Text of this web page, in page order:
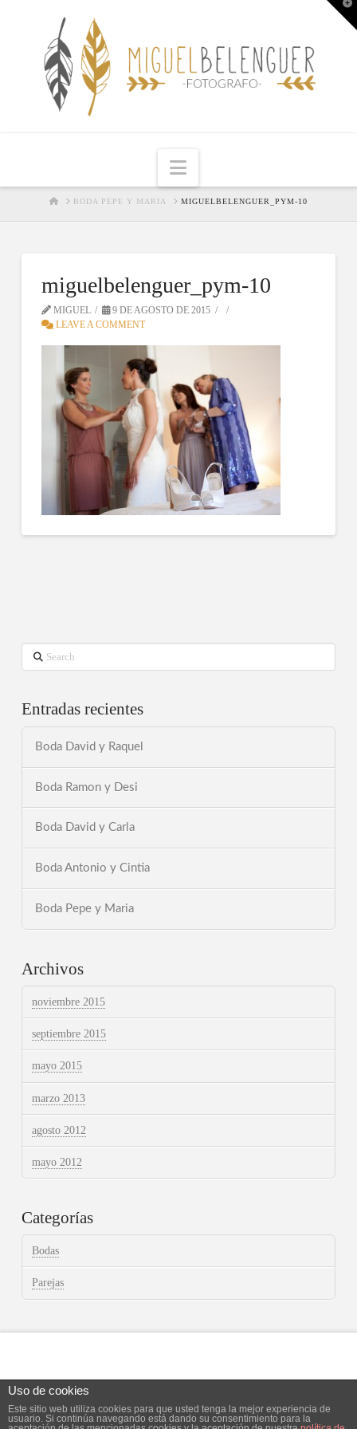
Navigation
HOMEBODA PEPE Y MARIA MIGUELBELENGUER_PYM-10
miguelbelenguer_pym-10
MIGUEL
9 DE AGOSTO DE 2015
LEAVE A COMMENT
Search
Entradas recientes
Boda David y Raquel
Boda Ramon y Desi
Boda David y Carla
Boda Antonio y Cintia
Boda Pepe y Maria
Archivos
noviembre 2015
septiembre 2015
mayo 2015
marzo 2013
agosto 2012
mayo 2012
Categorías
Bodas
Parejas
Facebook
X Instagram
Uso de cookies
Este sitio web utiliza cookies para que usted tenga la mejor experiencia de
usuario. Si continúa navegando está dando su consentimiento para la